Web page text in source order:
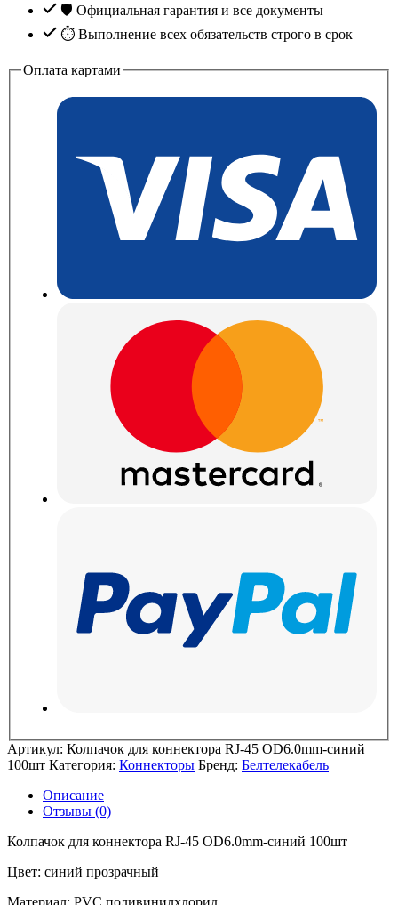
🛡️ Официальная гарантия и все документы
⏱ Выполнение всех обязательств строго в срок
Оплата картами
Артикул: Колпачок для коннектора RJ-45 OD6.0mm-синий
100шт Категория: Коннекторы Бренд: Белтелекабель
Описание
Отзывы (0)
Колпачок для коннектора RJ-45 OD6.0mm-синий 100шт
Цвет: синий прозрачный
Материал: PVC поливинилхлорид